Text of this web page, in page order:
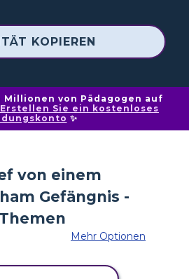
KOPIEREN
Millionen von Pädagogen auf
Erstellen Sie ein kostenloses
✨
Mehr Optionen